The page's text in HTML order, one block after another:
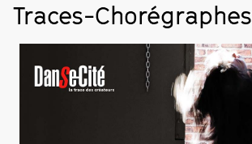
Traces-Chorégraphes